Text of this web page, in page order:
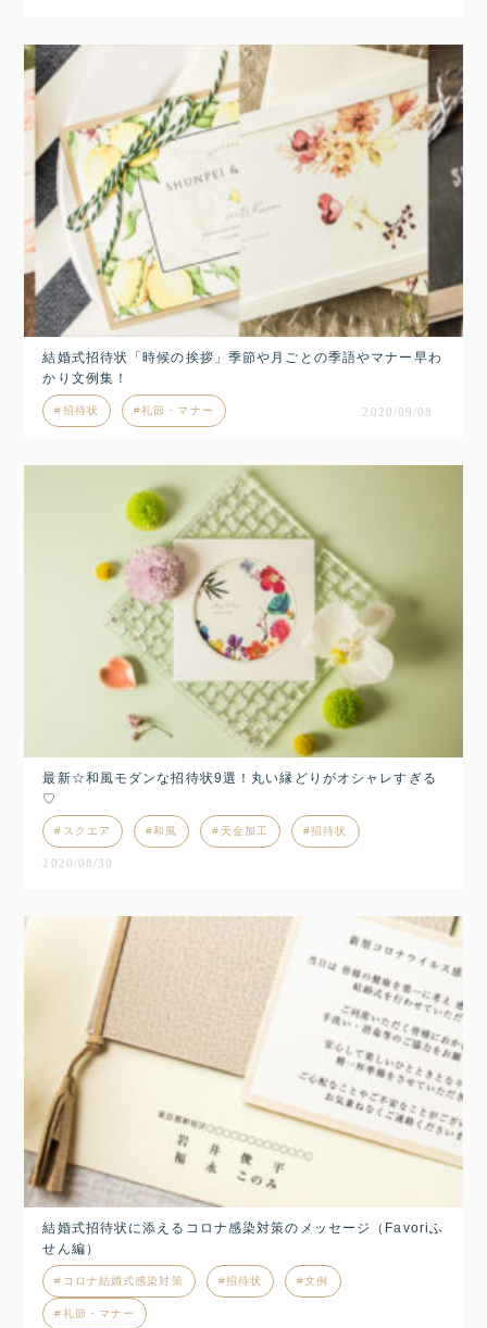
結婚式招待状「時候の挨拶」季節や月ごとの季語やマナー早わ
かり文例集！
招待状 礼節・マナー 2020/09/08
最新☆和風モダンな招待状9選！丸い縁どりがオシャレすぎる
♡
スクエア 和風 天金加工 招待状
2020/08/30
結婚式招待状に添えるコロナ感染対策のメッセージ（Favoriふ
せん編）
コロナ結婚式感染対策 招待状 文例
礼節・マナー